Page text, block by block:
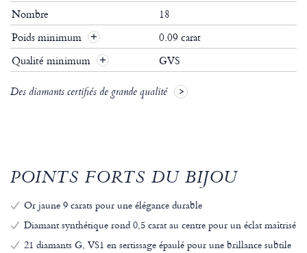
Nombre
18
Poids minimum
0.09 carat
Qualité minimum
GVS
Des diamants certifiés de grande qualité
POINTS FORTS DU BIJOU
Or jaune 9 carats pour une élégance durable
Diamant synthétique rond 0,5 carat au centre pour un éclat maîtrisé
21 diamants G, VS1 en sertissage épaulé pour une brillance subtile